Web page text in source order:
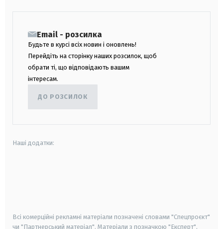
Email - розсилка
Будьте в курсі всіх новин і оновлень!
Перейдіть на сторінку наших розсилок, щоб
обрати ті, що відповідають вашим
інтересам.
ДО РОЗСИЛОК
Наші додатки:
Всі комерційні рекламні матеріали позначені словами "Спецпроєкт"
чи "Партнерський матеріал". Матеріали з позначкою "Експерт",